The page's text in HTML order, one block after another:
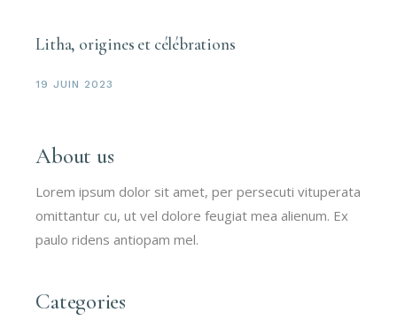
Litha, origines et célébrations
19 JUIN 2023
About us
Lorem ipsum dolor sit amet, per persecuti vituperata
omittantur cu, ut vel dolore feugiat mea alienum. Ex
paulo ridens antiopam mel.
Categories